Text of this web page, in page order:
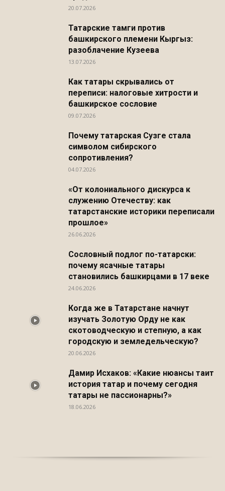
20.07.2026
Татарские тамги против
башкирского племени Кыргыз:
разоблачение Кузеева
13.07.2026
Как татары скрывались от
переписи: налоговые хитрости и
башкирское сословие
09.07.2026
Почему татарская Сузге стала
символом сибирского
сопротивления?
04.07.2026
«От колониального дискурса к
служению Отечеству: как
татарстанские историки переписали
прошлое»
26.06.2026
Сословный подлог по-татарски:
почему ясачные татары
становились башкирцами в 17 веке
24.06.2026
Когда же в Татарстане начнут
изучать Золотую Орду не как
скотоводческую и степную, а как
городскую и земледельческую?
20.06.2026
Дамир Исхаков: «Какие нюансы таит
история татар и почему сегодня
татары не пассионарны?»
18.06.2026